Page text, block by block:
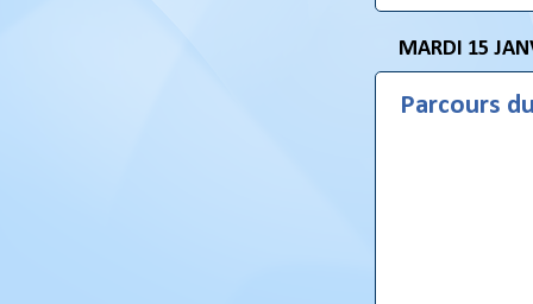
MARDI 15
Parcours